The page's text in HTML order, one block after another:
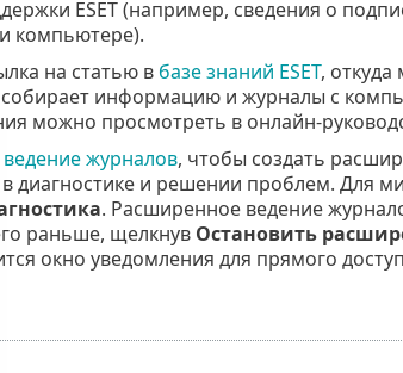
ESET (например, сведения о
компьютере).
на статью в базе знаний ESET, откуда
собирает информацию и журналы с
можно просмотреть в онлайн-
ведение журналов, чтобы создать
диагностике и решении проблем. Для
. Расширенное ведение
раньше, щелкнув Остановить
окно уведомления для прямого